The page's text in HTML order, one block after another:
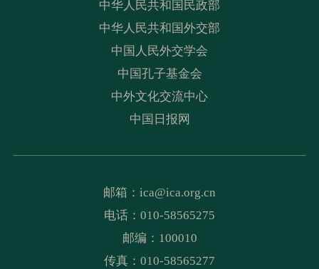
中华人民共和国民政部
中华人民共和国外交部
中国人民外交学会
中国孔子基金会
中外文化交流中心
中国日报网
邮箱： ica@ica.org.cn
电话：010-58565275
邮编：100010
传真：010-58565277